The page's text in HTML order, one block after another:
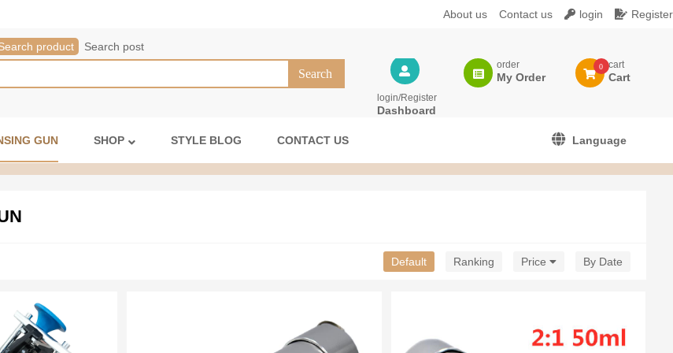
About us Contact us login Register
login/Register
Dashboard
order
My Order
0 cart
Cart
product Search post
GUN SHOP STYLE BLOG CONTACT US
Language
Default Ranking Price By Date